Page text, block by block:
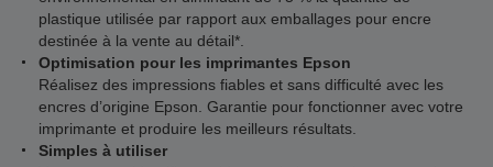
plastique utilisée par rapport aux emballages pour encre
destinée à la vente au détail*.
Optimisation pour les imprimantes Epson
Réalisez des impressions fiables et sans difficulté avec les
encres d’origine Epson. Garantie pour fonctionner avec votre
imprimante et produire les meilleurs résultats.
Simples à utiliser